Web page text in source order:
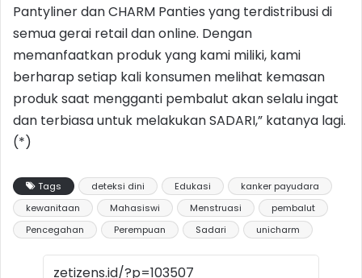
Pantyliner dan CHARM Panties yang terdistribusi di
semua gerai retail dan online. Dengan
memanfaatkan produk yang kami miliki, kami
berharap setiap kali konsumen melihat kemasan
produk saat mengganti pembalut akan selalu ingat
dan terbiasa untuk melakukan SADARI,” katanya lagi.
(*)
Tags deteksi dini Edukasi
kanker payudara
kewanitaan
Mahasiswi Menstruasi
pembalut
Pencegahan
Perempuan Sadari unicharm